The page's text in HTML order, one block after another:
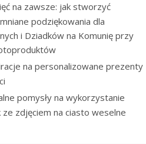
na zawsze: jak stworzyć
podziękowania dla
i Dziadków na Komunię przy
na personalizowane prezenty
pomysły na wykorzystanie
ze zdjęciem na ciasto weselne